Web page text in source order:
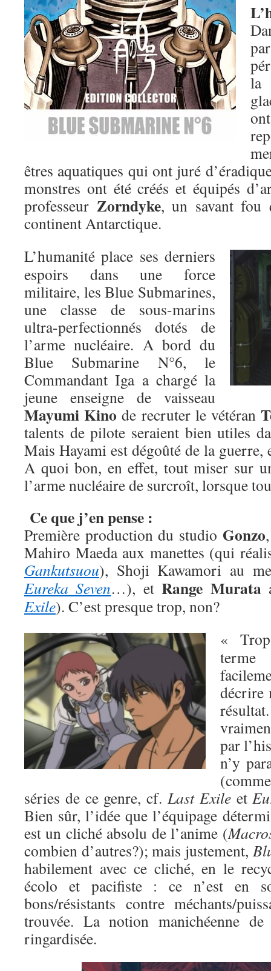
la
êtres aquatiques qui ont juré
monstres ont été créés et équipés
professeur Zorndyke, un savant fou
continent Antarctique.
L’humanité place ses derniers
espoirs dans une force
militaire, les Blue Submarines,
une classe de sous-marins
ultra-perfectionnés dotés de
l’arme nucléaire. A bord du
Blue Submarine N°6, le
Commandant Iga a chargé la
jeune enseigne de vaisseau
Mayumi Kino de recruter le vétéran
talents de pilote seraient bien utiles
Mais Hayami est dégoûté de la
A quoi bon, en effet, tout miser sur
l’arme nucléaire de surcroît, lorsque
Ce que j’en pense :
Première production du studio Gonzo
Mahiro Maeda aux manettes (qui
Gankutsuou), Shoji Kawamori au
Eureka Seven…), etRange Murata
Exile). C’est presque trop, non?
«
décrire
par
n’y
séries de ce genre, cf. Last Exileet
Bien sûr, l’idée que l’équipage
est un cliché absolu de l’anime (
combien d’autres?); mais justement,
habilement avec ce cliché, en le
écolo et pacifiste : ce n’est en
bons/résistants contre méchants/
trouvée. La notion manichéenne
ringardisée.